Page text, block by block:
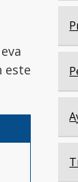
este